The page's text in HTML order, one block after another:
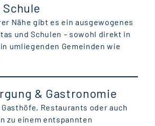
Nähe gibt es ein ausgewogenes
und Schulen – sowohl direkt in
umliegenden Gemeinden wie
& Gastronomie
Restaurants oder auch
zu einem entspannten